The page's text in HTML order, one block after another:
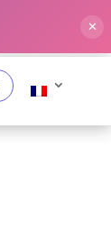
✕